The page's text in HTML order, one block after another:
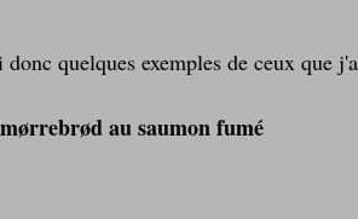
quelques exemples de ceux que
au saumon fumé